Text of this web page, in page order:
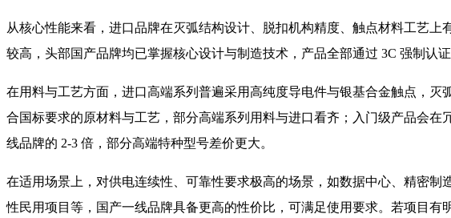
从核心性能来看，进口品牌在灭弧结构设计、脱扣机构精度、触点材料工艺
较高，头部国产品牌均已掌握核心设计与制造技术，产品全部通过 3C 强制认
在用料与工艺方面，进口高端系列普遍采用高纯度导电件与银基合金触点，
合国标要求的原材料与工艺，部分高端系列用料与进口看齐；入门级产品会
线品牌的 2-3 倍，部分高端特种型号差价更大。
在适用场景上，对供电连续性、可靠性要求极高的场景，如数据中心、精密
性民用项目等，国产一线品牌具备更高的性价比，可满足使用要求。若项目有